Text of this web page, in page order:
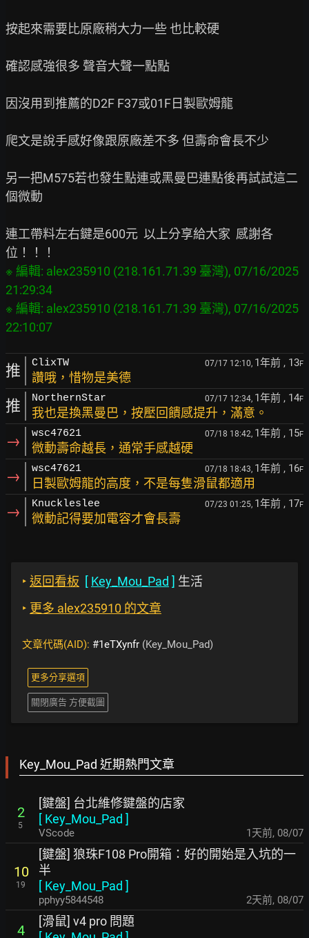
按起來需要比原廠稍大力一些 也比較硬
確認感強很多 聲音大聲一點點
因沒用到推薦的D2F F37或01F日製歐姆龍
爬文是說手感好像跟原廠差不多 但壽命會長不少
另一把M575若也發生點連或黑曼巴連點後再試試這二
個微動
連工帶料左右鍵是600元  以上分享給大家  感謝各
※ 編輯: alex235910 (218.161.71.39 臺灣), 07/16/2025
21:29:34
※ 編輯: alex235910 (218.161.71.39 臺灣), 07/16/2025
推 ClixTW 07/17 12:10, 1年前 , 13F
讚哦，惜物是美德
推 NorthernStar 07/17 12:34, 1年前 , 14F
我也是換黑曼巴，按壓回饋感提升，滿意。
→ wsc47621 07/18 18:42, 1年前 , 15F
微動壽命越長，通常手感越硬
→ wsc47621 07/18 18:43, 1年前 , 16F
日製歐姆龍的高度，不是每隻滑鼠都適用
→ Knuckleslee 07/23 01:25, 1年前 , 17F
微動記得要加電容才會長壽
‣ 返回看板 [ Key_Mou_Pad ] 生活
‣ 更多 alex235910 的文章
文章代碼(AID): #1eTXynfr (Key_Mou_Pad)
更多分享選項
關閉廣告 方便截圖
Key_Mou_Pad 近期熱門文章
2
5
[鍵盤] 台北維修鍵盤的店家
[ Key_Mou_Pad ]
VScode 1天前, 08/07
10
19
[鍵盤] 狼珠F108 Pro開箱：好的開始是入坑的一
半
[ Key_Mou_Pad ]
pphyy5844548 2天前, 08/07
4
[滑鼠] v4 pro 問題